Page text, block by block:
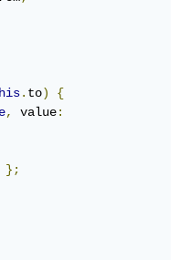
. to)
{
, value:
};